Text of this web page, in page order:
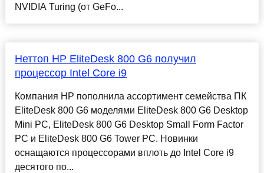
NVIDIA Turing (от GeFo...
Неттоп HP EliteDesk 800 G6 получил
процессор Intel Core i9
Компания HP пополнила ассортимент семейства ПК
EliteDesk 800 G6 моделями EliteDesk 800 G6 Desktop
Mini PC, EliteDesk 800 G6 Desktop Small Form Factor
PC и EliteDesk 800 G6 Tower PC. Новинки
оснащаются процессорами вплоть до Intel Core i9
десятого по...